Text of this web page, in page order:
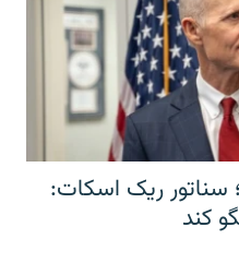
سناتور ریک اسکات:
کند